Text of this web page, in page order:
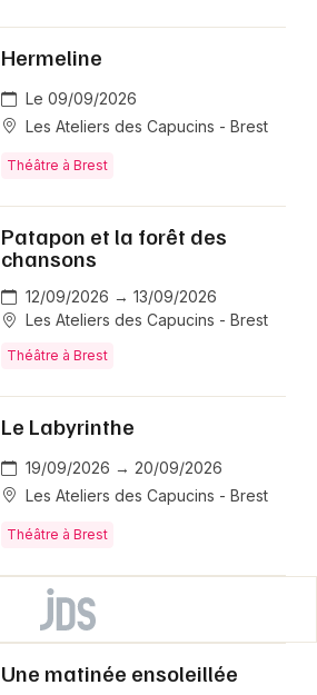
Hermeline
Le 09/09/2026
Les Ateliers des Capucins - Brest
Théâtre à Brest
Patapon et la forêt des
chansons
12/09/2026 → 13/09/2026
Les Ateliers des Capucins - Brest
Théâtre à Brest
Le Labyrinthe
19/09/2026 → 20/09/2026
Les Ateliers des Capucins - Brest
Théâtre à Brest
Une matinée ensoleillée